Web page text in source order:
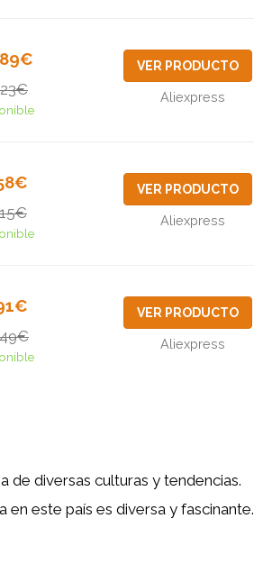
VER PRODUCTO
Aliexpress
VER PRODUCTO
Aliexpress
VER PRODUCTO
Aliexpress
de diversas culturas y tendencias.
este país es diversa y fascinante.